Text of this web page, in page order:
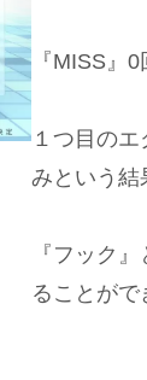
『MISS』
１つ目の
みという結
『フック
ることがで